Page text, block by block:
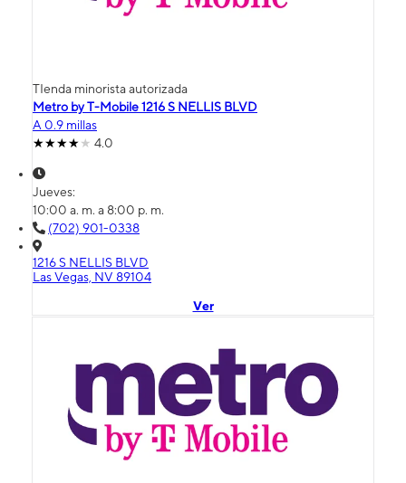
TIenda minorista autorizada
Metro by T-Mobile 1216 S NELLIS BLVD
A 0.9 millas
4.0
Jueves:
10:00 a. m. a 8:00 p. m.
(702) 901-0338
1216 S NELLIS BLVD
Las Vegas, NV 89104
Ver